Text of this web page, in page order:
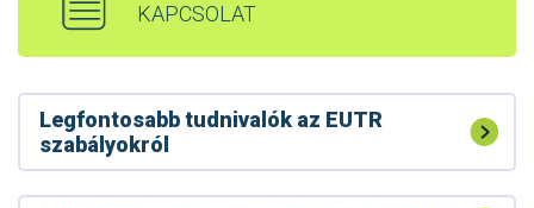
KAPCSOLAT
Legfontosabb tudnivalók az EUTR
szabályokról